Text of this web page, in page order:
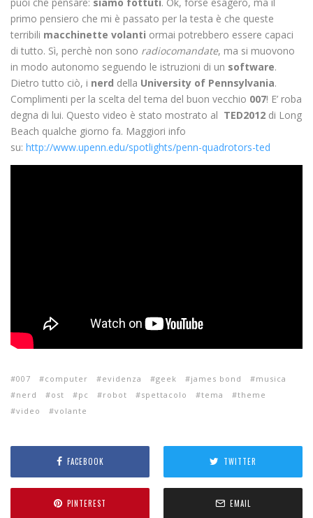
primo pensiero che mi è passato per la testa è che queste
terribili macchinette volanti ormai potrebbero essere capaci
di tutto. Sì, perchè non sono radiocomandate, ma si muovono
in modo autonomo seguendo le istruzioni di un software.
Dietro tutto ciò, i nerd della University of Pennsylvania.
Complimenti per la scelta del tema del buon vecchio 007! E’ roba
degna di lui. Questo video è stato mostrato al TED2012 di Long
Beach qualche giorno fa. Maggiori info
su: http://www.upenn.edu/spotlights/penn-quadrotors-ted
007 computer evidenza geek james bond
musica
nerd
ost pc robot spettacolo tema
theme
video
volante
FACEBOOK TWITTER
PINTEREST EMAIL